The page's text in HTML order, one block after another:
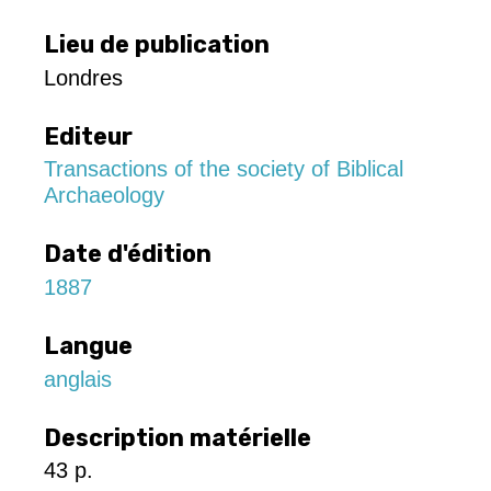
Lieu de publication
Londres
Editeur
Transactions of the society of Biblical
Archaeology
Date d'édition
1887
Langue
anglais
Description matérielle
43 p.